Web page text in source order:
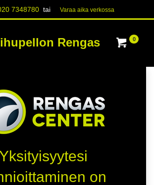
7348780 tai Varaa aika verk​​​​ossa
Rengas 0
Yksityisyytesi
on